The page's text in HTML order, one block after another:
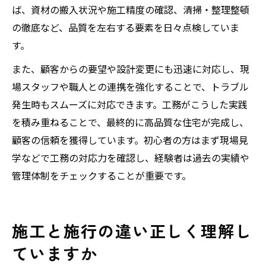
ば、資材の搬入状況や施工精度の確認、清掃・整理整頓
の徹底など、品質を左右する要素を日々点検していま
す。
また、顧客からの要望や設計変更にも迅速に対応し、現
場スタッフや職人との連携を強化することで、トラブル
発生時もスムーズに対応できます。工務がこうした実践
を積み重ねることで、最終的に高品質な住宅が完成し、
顧客の信頼を獲得しています。初心者の方はまず現場見
学などで工務の対応力を確認し、経験者は過去の実績や
管理体制をチェックすることが重要です。
施工と施行の違い正しく理解し
ていますか